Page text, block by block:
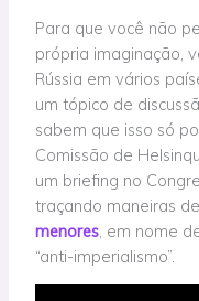
Para que você não
própria imaginação,
Rússia em vários
um tópico de
sabem que isso só
Comissão de
um briefing no
traçando maneiras
menores , em nome
“anti-imperialismo”.